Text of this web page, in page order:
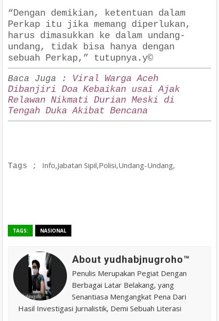
“Dengan demikian, ketentuan dalam
Perkap itu jika memang diperlukan,
harus dimasukkan ke dalam undang-
undang, tidak bisa hanya dengan
sebuah Perkap,” tutupnya.y©
Baca Juga : Viral Warga Aceh
Dibanjiri Doa Kebaikan usai Ajak
Relawan Nikmati Durian Meski di
Tengah Duka Akibat Bencana
Tags ; Info,Jabatan Sipil,Polisi,Undang-Undang,
TAGS: NASIONAL
About yudhabjnugroho™️
Penulis Merupakan Pegiat Dengan
Berbagai Latar Belakang, yang
Senantiasa Mengangkat Pena Dari
Hasil Investigasi Jurnalistik, Demi Sebuah Literasi